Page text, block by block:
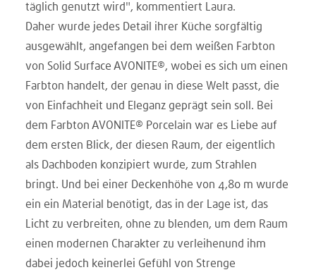
täglich genutzt wird", kommentiert Laura.
Daher wurde jedes Detail ihrer Küche sorgfältig
ausgewählt, angefangen bei dem weißen Farbton
von Solid Surface AVONITE®, wobei es sich um einen
Farbton handelt, der genau in diese Welt passt, die
von Einfachheit und Eleganz geprägt sein soll. Bei
dem Farbton AVONITE® Porcelain war es Liebe auf
dem ersten Blick, der diesen Raum, der eigentlich
als Dachboden konzipiert wurde, zum Strahlen
bringt. Und bei einer Deckenhöhe von 4,80 m wurde
ein ein Material benötigt, das in der Lage ist, das
Licht zu verbreiten, ohne zu blenden, um dem Raum
einen modernen Charakter zu verleihenund ihm
dabei jedoch keinerlei Gefühl von Strenge